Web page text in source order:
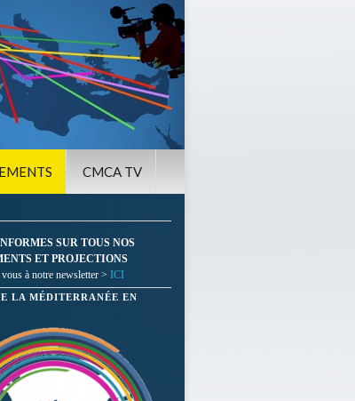
CMCA TV
SUR TOUS NOS
ET PROJECTIONS
à notre newsletter > ICI
LA MÉDITERRANÉE EN